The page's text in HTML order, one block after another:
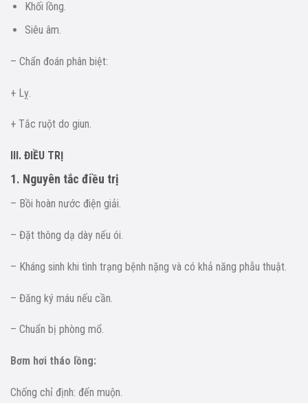
Khối lồng.
Siêu âm.
– Chẩn đoán phân biệt:
+ Lỵ.
+ Tắc ruột do giun.
III. ĐIỀU TRỊ
1. Nguyên tắc điều trị
– Bồi hoàn nước điện giải.
– Đặt thông dạ dày nếu ói.
– Kháng sinh khi tình trạng bệnh nặng và có khả năng phẫu thuật.
– Đăng ký máu nếu cần.
– Chuẩn bị phòng mổ.
Bơm hơi tháo lồng:
Chống chỉ định: đến muộn.